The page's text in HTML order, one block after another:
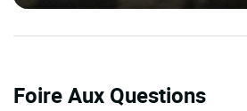
Foire Aux Questions